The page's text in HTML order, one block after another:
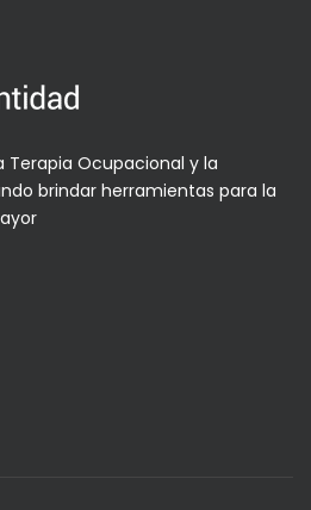
Terapia Ocupacional y la
brindar herramientas para la